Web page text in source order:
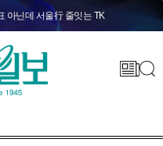
아닌데 서울行 줄잇는 TK